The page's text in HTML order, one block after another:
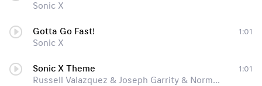
Sonic X
Gotta Go Fast!
Sonic X
1:01
Sonic X Theme
Russell Valazquez & Joseph Garrity & Norman Grossfeld
1:01